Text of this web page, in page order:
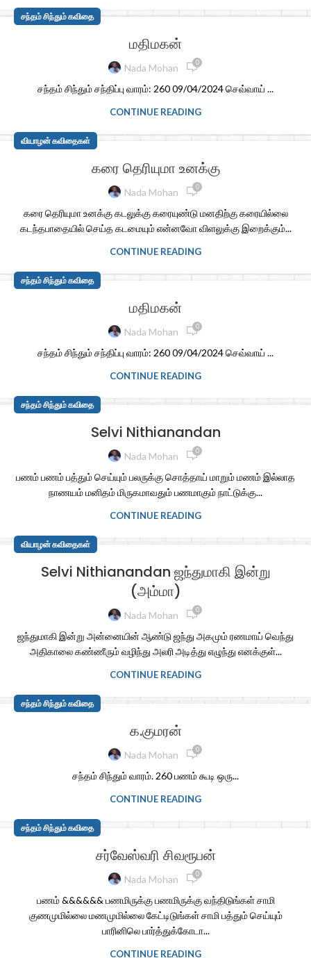
சந்தம் சிந்தும் கவிதை
மதிமகன்
Nada Mohan 0
சந்தம் சிந்தும் சந்திப்பு வாரம்: 260 09/04/2024 செவ்வாய் ...
CONTINUE READING
வியாழன் கவிதைகள்
கரை தெரியுமா உனக்கு
Nada Mohan 0
கரை தெரியுமா உனக்கு கடலுக்கு கரையுண்டு மனதிற்கு கரையில்லை
கடந்தபாதையில் செய்த கடமையும் என்னவோ விளலுக்கு இறைக்கும்...
CONTINUE READING
சந்தம் சிந்தும் கவிதை
மதிமகன்
Nada Mohan 0
சந்தம் சிந்தும் சந்திப்பு வாரம்: 260 09/04/2024 செவ்வாய் ...
CONTINUE READING
சந்தம் சிந்தும் கவிதை
Selvi Nithianandan
Nada Mohan 0
பணம் பணம் பத்தும் செய்யும் பலருக்கு சொத்தாய் மாறும் மணம் இல்லாத
நாணயம் மனிதம் மிருகமாவதும் பணமாகும் நாட்டுக்கு...
CONTINUE READING
வியாழன் கவிதைகள்
Selvi Nithianandan ஜந்துமாகி இன்று
(அம்மா)
Nada Mohan 0
ஜந்துமாகி இன்று அன்னையின் ஆண்டு ஜந்து அகமும் ரணமாய் வெந்து
அதிகாலை கண்ணீரும் வழிந்து அலரி அடித்து எழுந்து எனக்குள்...
CONTINUE READING
சந்தம் சிந்தும் கவிதை
க.குமரன்
Nada Mohan 0
சந்தம் சிந்தும் வாரம். 260 பணம் கூடி ஒரு...
CONTINUE READING
சந்தம் சிந்தும் கவிதை
சர்வேஸ்வரி சிவரூபன்
Nada Mohan 0
பணம் &&&&&& பணமிருக்கு பணமிருக்கு வந்திடுங்கள் சாமி
குணமுமில்லை மணமுமில்லை கேட்டிடுங்கள் சாமி பத்தும் செய்யும்
பாரினிலெ பார்த்துக்கோடா...
CONTINUE READING